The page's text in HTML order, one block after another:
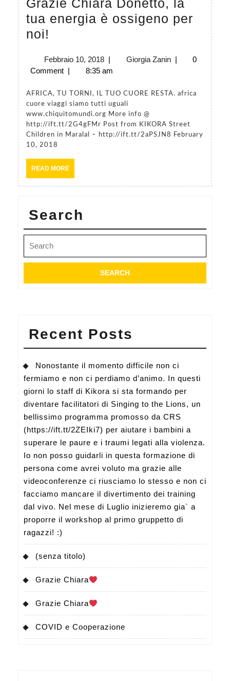
suoi
nel
fatta
da
allontanare
bisogni
di
chi
cerchiamo
di
aiutare.
lo
ciclo
progetto
sia
più
di
un
mezzo.
Di
come
sia
importante
riconoscere
la
professionalità
a
chi
questo
settore
e
non
chiedere
tua energia è ossigeno per
noi!
Donetto,
tua
energia
è
ossigeno
per
noi!
Febbraio 10, 2018Febbraio
10,
| Giorgia ZaninGiorgia
|
0
Comment | 8:35 am
AFRICA, TU TORNI, IL TUO CUORE RESTA. africa
cuore viaggi siamo tutti uguali
www.chiquitomundi.org More info @
http://ift.tt/2G4gFMr Post from KIKORA Street
Children in Maralal – http://ift.tt/2aPSJN8 February
10, 2018
READ MOREREAD
MORE
Search
for:
Recent Posts
Nonostante il momento difficile non ci
fermiamo e non ci perdiamo d’animo. In questi
giorni lo staff di Kikora si sta formando per
diventare facilitatori di Singing to the Lions, un
bellissimo programma promosso da CRS
(https://ift.tt/2ZEIki7) per aiutare i bambini a
superare le paure e i traumi legati alla violenza.
Io non posso guidarli in questa formazione di
persona come avrei voluto ma grazie alle
videoconferenze ci riusciamo lo stesso e non ci
facciamo mancare il divertimento dei training
dal vivo. Nel mese di Luglio inizieremo gia` a
proporre il workshop al primo gruppetto di
ragazzi! :)
(senza titolo)
Grazie Chiara
Grazie Chiara
COVID e Cooperazione